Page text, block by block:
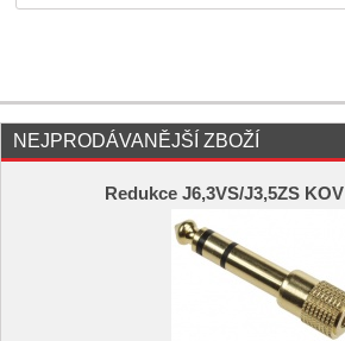
NEJPRODÁVANĚJŠÍ ZBOŽÍ
Redukce J6,3VS/J3,5ZS